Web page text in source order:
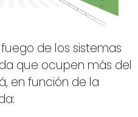
de los sistemas
que ocupen más del
en función de la